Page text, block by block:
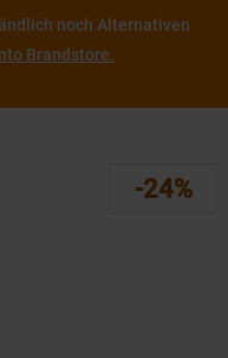
noch Alternativen
Brandstore.
-24%